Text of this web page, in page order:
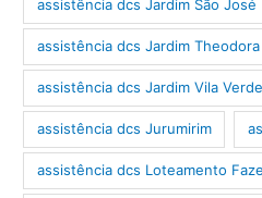
assistência dcs Jardim São José
assistência dcs Jardim Theodora
assistência dcs Jardim Vila
assistência dcs Jurumirim
assistência dcs Loteamento